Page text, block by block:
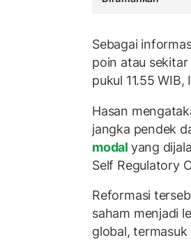
Sebagai
poin atau
pukul 11.55
Hasan
jangka pendek
modal yang
Self Regulatory
Reformasi
saham menjadi
global,